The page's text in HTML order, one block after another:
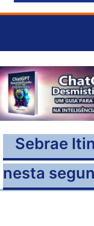
Sebrae
nesta